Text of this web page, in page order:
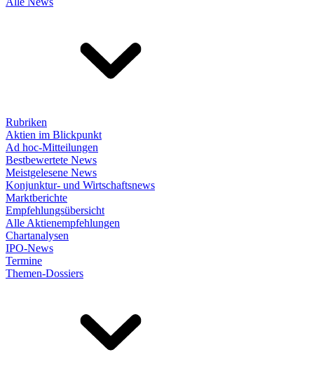
Rubriken
Aktien im Blickpunkt
Ad hoc-Mitteilungen
Bestbewertete News
Meistgelesene News
Konjunktur- und Wirtschaftsnews
Marktberichte
Empfehlungsübersicht
Alle Aktienempfehlungen
Chartanalysen
IPO-News
Termine
Themen-Dossiers